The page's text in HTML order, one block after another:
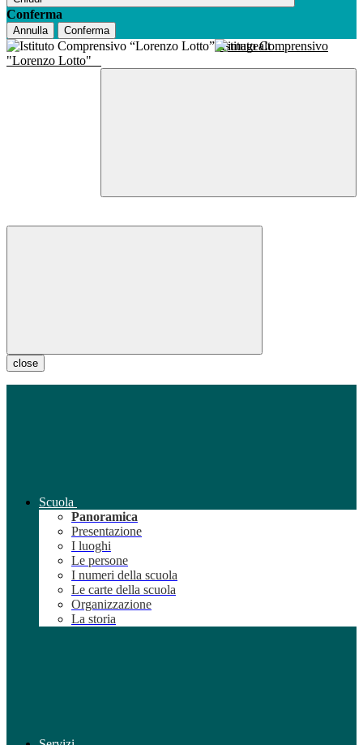
Conferma
Annulla Conferma
Istituto Comprensivo
"Lorenzo Lotto"
close
Scuola
Panoramica
Presentazione
I luoghi
Le persone
I numeri della scuola
Le carte della scuola
Organizzazione
La storia